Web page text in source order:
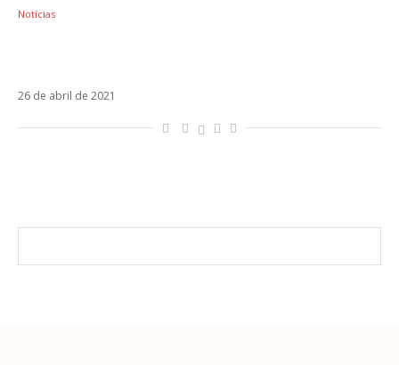
Notícias
26 de abril de 2021